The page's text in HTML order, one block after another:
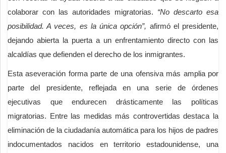
colaborar con las autoridades migratorias. “No descarto esa
posibilidad. A veces, es la única opción”, afirmó el presidente,
dejando abierta la puerta a un enfrentamiento directo con las
alcaldías que defienden el derecho de los inmigrantes.
Esta aseveración forma parte de una ofensiva más amplia por
parte del presidente, reflejada en una serie de órdenes
ejecutivas que endurecen drásticamente las políticas
migratorias. Entre las medidas más controvertidas destaca la
eliminación de la ciudadanía automática para los hijos de padres
indocumentados nacidos en territorio estadounidense, una